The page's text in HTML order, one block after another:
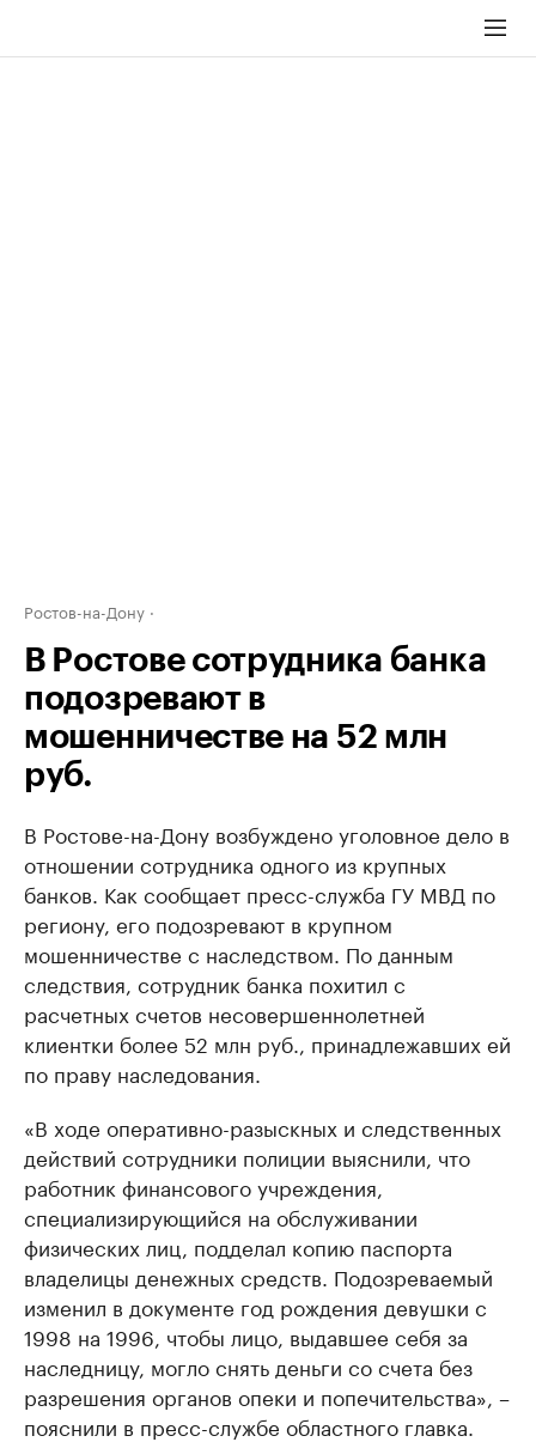
Ростов-на-Дону
В Ростове сотрудника банка
подозревают в
мошенничестве на 52 млн
руб.
В Ростове-на-Дону возбуждено уголовное дело в
отношении сотрудника одного из крупных
банков. Как сообщает пресс-служба ГУ МВД по
региону, его подозревают в крупном
мошенничестве с наследством. По данным
следствия, сотрудник банка похитил с
расчетных счетов несовершеннолетней
клиентки более 52 млн руб., принадлежавших ей
по праву наследования.
«В ходе оперативно-разыскных и следственных
действий сотрудники полиции выяснили, что
работник финансового учреждения,
специализирующийся на обслуживании
физических лиц, подделал копию паспорта
владелицы денежных средств. Подозреваемый
изменил в документе год рождения девушки с
1998 на 1996, чтобы лицо, выдавшее себя за
наследницу, могло снять деньги со счета без
разрешения органов опеки и попечительства», –
пояснили в пресс-службе областного главка.